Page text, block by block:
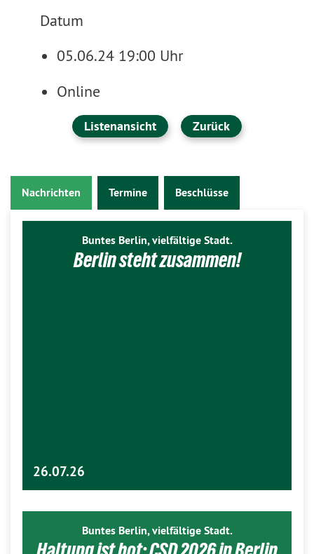
Datum
05.06.24 19:00 Uhr
Online
Listenansicht Zurück
Nachrichten Termine Beschlüsse
Buntes Berlin, vielfältige Stadt.
Berlin steht zusammen!
26.07.26
Buntes Berlin, vielfältige Stadt.